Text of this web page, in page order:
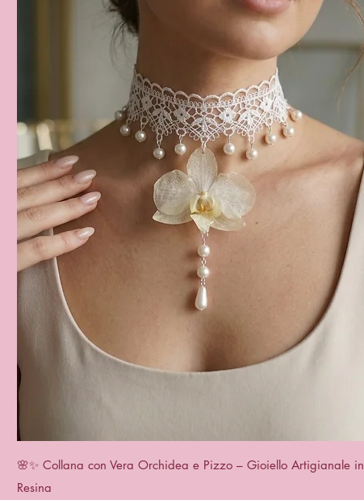
Quick View
🌸✨ Collana con Vera Orchidea e Pizzo – Gioiello Artigianale in
Resina